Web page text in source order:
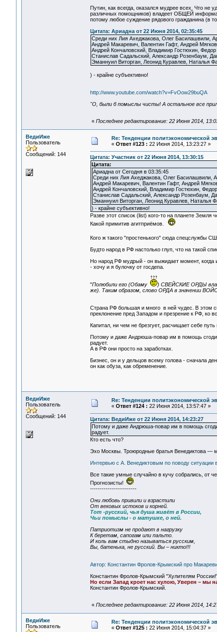
Путин, как всегда, оказался мудрее всех. Что не
различных помощников) владеет ОБЩЕЙ
потому любое суждение рядового гражданина (в
Цитата: Ариадна от 22 Июня 2014, 02:35:45
Среди них Лия Ахеджакова, Олег Басилашвили,
Андрей Макаревич, Валентин Гафт, Андрей
Андрей Кончаловский, Владимир Гостюхин,
Станислав Садальский, Александр Розенбаум,
Эманнуил Виторган, Леонид Куравлев, Наталья
) - крайне субъективно!
http://www.youtube.com/watch?v=FvOow29buQA
"О, были б помыслы чисты! А остальное все
« Последнее редактирование: 22 Июня 2014,
ВедиИже
Пользователь
Сообщений: 144
Re: Тенденции политэкономической
« Ответ #123 : 22 Июня 2014, 13:23:27 »
Цитата: Участник от 22 Июня 2014, 13:30:15
Цитата:
Ариадна от Сегодня в 03:35:45
Среди них Лия Ахеджакова, Олег Басилашвили,
Андрей Макаревич, Валентин Гафт, Андрей
Андрей Кончаловский, Владимир Гостюхин,
Станислав Садальский, Александр Розенбаум,
Эманнуил Виторган, Леонид Куравлев, Наталья
) - крайне субъективно!
Разве этот список (list) кого-то на планете Земля
Какой примитив агитприёмов.
Кого ж такого "простенького" сюда спецслужбы
Будто народ в РФ настолько глуп, что на такой
Но народ РФ мудрый - он выжидает момент, когда
- хочу и я булочку от госдепа.
"Полюбили его (Обаму
) СВЕЙСКИЕ ОРДЫ
же). Таким образом, слово ОРДА в значении
Страна РФ большая и много в ней чудес. В этом
преклонение пред Западом и презрение к РФ, ко
Капитал, ни чем не брезгует, расчищает себе
Потому и даже Андрюша-повар им в помощь
радует.
А в РФ они просто на заработках.
Бизнес, он и у дельцов всему голова - сначала
он как обуза, как обременение.
ВедиИже
Пользователь
Сообщений: 144
Re: Тенденции политэкономической
« Ответ #124 : 22 Июня 2014, 13:57:47 »
Цитата: ВедиИже от 22 Июня 2014, 14:23:27
Потому и даже Андрюша-повар им в помощь
радует.
Кто есть что?
Эхо Москвы. Троюродные братья Венедиктова —
Интервью с А. Венедиктовым по поводу ситуации
Все такие умные случайно в кучу собрались, от
Прогнозисты!
------------------------
Они любовь привили и взрастили
От вековых истоков и корней.
Тот -русский, чья душа живёт в России,
Чьи помыслы - о матушке, о ней.
Патриотизм не продают в нагрузку
К беретам, сапогам или пальто.
И коль вам стыдно называться русским,
Вы, батенька, не русский. Вы – никто!!!
Автор: Константин Фролов-Крымский про
Константин Фролов-Крымский "Хулителям
Но если Запад кроет нас хулою, Уверен – мы
Константин Фролов-Крымский.
« Последнее редактирование: 22 Июня 2014,
ВедиИже
Пользователь
Re: Тенденции политэкономической
« Ответ #125 : 22 Июня 2014, 15:04:37 »